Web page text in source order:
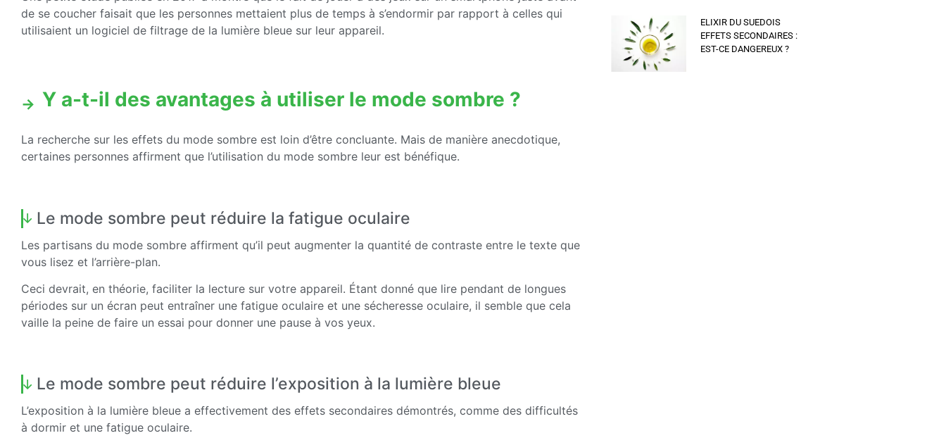
de se coucher faisait que les personnes mettaient plus de temps à s’endormir par rapport à celles qui
utilisaient un logiciel de filtrage de la lumière bleue sur leur appareil.
Y a-t-il des avantages à utiliser le mode sombre ?
La recherche sur les effets du mode sombre est loin d’être concluante. Mais de manière anecdotique,
certaines personnes affirment que l’utilisation du mode sombre leur est bénéfique.
Le mode sombre peut réduire la fatigue oculaire
Les partisans du mode sombre affirment qu’il peut augmenter la quantité de contraste entre le texte que
vous lisez et l’arrière-plan.
Ceci devrait, en théorie, faciliter la lecture sur votre appareil. Étant donné que lire pendant de longues
périodes sur un écran peut entraîner une fatigue oculaire et une sécheresse oculaire, il semble que cela
vaille la peine de faire un essai pour donner une pause à vos yeux.
Le mode sombre peut réduire l’exposition à la lumière bleue
L’exposition à la lumière bleue a effectivement des effets secondaires démontrés, comme des difficultés
à dormir et une fatigue oculaire.
ELIXIR DU SUEDOIS
EFFETS SECONDAIRES :
EST-CE DANGEREUX ?